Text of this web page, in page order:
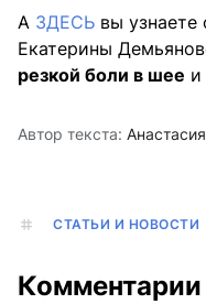
А ЗДЕСЬ вы узнаете
Екатерины
резкой боли в шее и
Автор текста:
СТАТЬИ И НОВОСТИ
Комментарии